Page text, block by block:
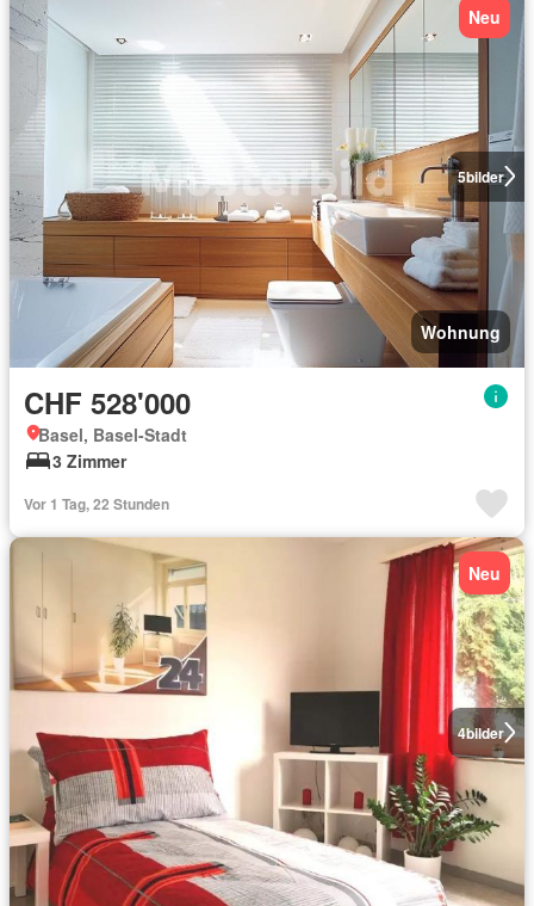
5bilder
Neu
Wohnung
CHF 528'000
Basel, Basel-Stadt
3 Zimmer
Vor 1 Tag, 22 Stunden
4bilder
Neu